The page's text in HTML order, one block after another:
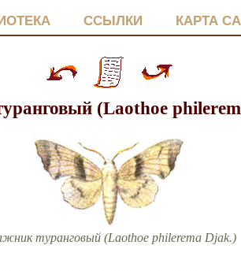
ССЫЛКИ КАРТА
(Laothoe
туранговый (Laothoe philerema Djak.)